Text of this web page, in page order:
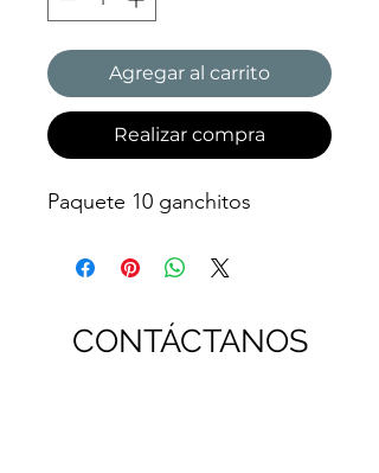
Agregar al carrito
Realizar compra
Paquete 10 ganchitos
CONTÁCTANOS